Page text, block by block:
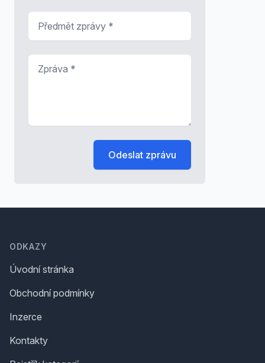
Odeslat zprávu
ODKAZY
Úvodní stránka
Obchodní podmínky
Inzerce
Kontakty